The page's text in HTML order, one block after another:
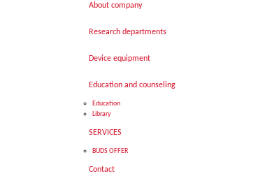
About company
Research departments
Device equipment
Education and counseling
Education
Library
SERVICES
BUDS OFFER
Contact